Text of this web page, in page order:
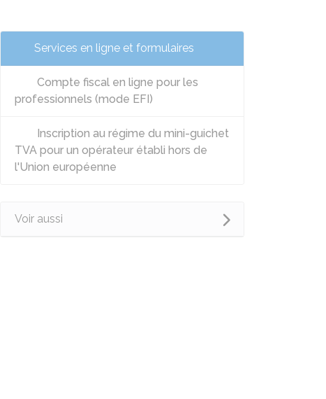
Services en ligne et formulaires
Compte fiscal en ligne pour les
professionnels (mode EFI)
Inscription au régime du mini-guichet
TVA pour un opérateur établi hors de
l'Union européenne
Voir aussi